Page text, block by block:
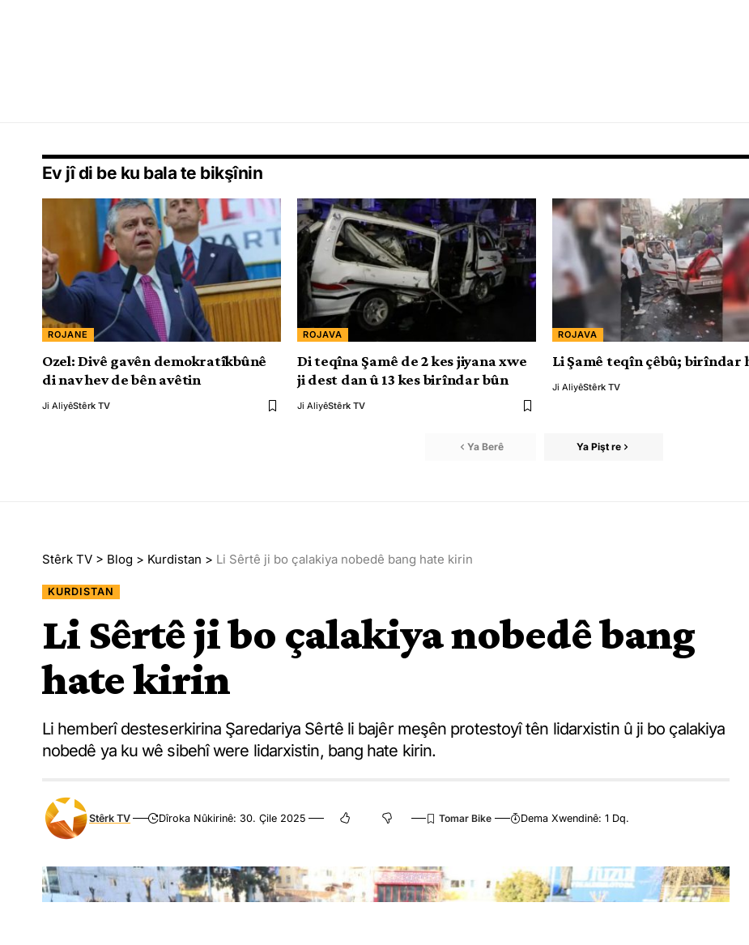
Ev jî di be ku bala te bikşînin
ROJANE
Ozel: Divê gavên demokratîkbûnê
di nav hev de bên avêtin
Ji AliyêStêrk TV
ROJAVA
Di teqîna Şamê de 2 kes jiyana xwe
ji dest dan û 13 kes birîndar bûn
Ji AliyêStêrk TV
ROJAVA
Li Şamê teqîn çêbû; birîndar
Ji AliyêStêrk TV
Ya Berê Ya Pişt re
Stêrk TV > Blog > Kurdistan > Li Sêrtê ji bo çalakiya nobedê bang hate kirin
KURDISTAN
Li Sêrtê ji bo çalakiya nobedê bang
hate kirin
Li hemberî desteserkirina Şaredariya Sêrtê li bajêr meşên protestoyî tên lidarxistin û ji bo çalakiya
nobedê ya ku wê sibehî were lidarxistin, bang hate kirin.
Stêrk TV Dîroka Nûkirinê: 30. Çile 2025 Dema Xwendinê: 1 Dq.